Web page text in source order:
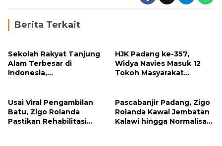
Berita Terkait
Sekolah Rakyat Tanjung
Alam Terbesar di
Indonesia,
HJK Padang ke-357,
Widya Navies Masuk 12
Tokoh Masyarakat
Usai Viral Pengambilan
Batu, Zigo Rolanda
Pastikan Rehabilitasi
Pascabanjir Padang, Zigo
Rolanda Kawal Jembatan
Kalawi hingga Normalisasi